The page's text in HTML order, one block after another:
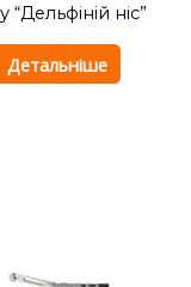
“Дельфіній ніс”
Детальніше